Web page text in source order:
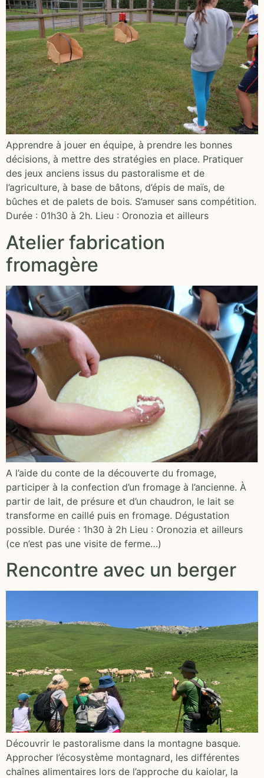
Apprendre à jouer en équipe, à prendre les bonnes
décisions, à mettre des stratégies en place. Pratiquer
des jeux anciens issus du pastoralisme et de
l’agriculture, à base de bâtons, d’épis de maïs, de
bûches et de palets de bois. S’amuser sans compétition.
Durée : 01h30 à 2h. Lieu : Oronozia et ailleurs
Atelier fabrication
fromagère
A l’aide du conte de la découverte du fromage,
participer à la confection d’un fromage à l’ancienne. À
partir de lait, de présure et d’un chaudron, le lait se
transforme en caillé puis en fromage. Dégustation
possible. Durée : 1h30 à 2h Lieu : Oronozia et ailleurs
(ce n’est pas une visite de ferme…)
Rencontre avec un berger
Découvrir le pastoralisme dans la montagne basque.
Approcher l’écosystème montagnard, les différentes
chaînes alimentaires lors de l’approche du kaiolar, la